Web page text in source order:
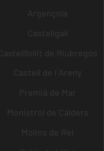
Argençola
Castellgalí
Castellfollit de Riubregós
Castell de l´Areny
Premià de Mar
Monistrol de Calders
Molins de Rei